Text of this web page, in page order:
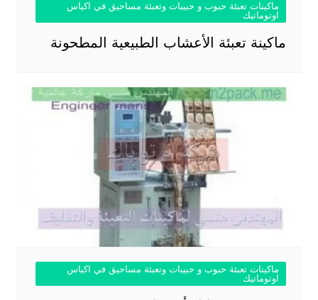
ماكينات تعبئة حبوب و حبيبات وتعبئة مساحيق في اكياس
اوتوماتيك
ماكينة تعبئة الأعشاب الطبيعية المطحونة
ماكينات تعبئة حبوب و حبيبات وتعبئة مساحيق في اكياس
اوتوماتيك